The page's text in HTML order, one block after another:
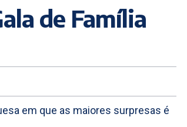
de Família
em que as maiores surpresas é